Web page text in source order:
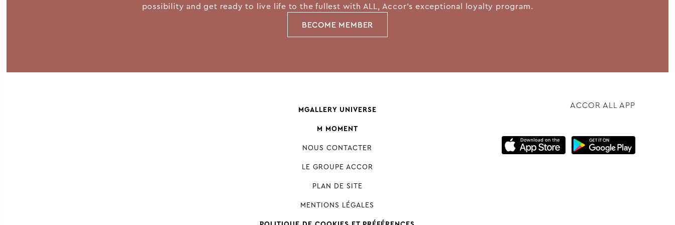
possibility and get ready to live life to the fullest with ALL, Accor's exceptional loyalty program.
BECOME MEMBER
MGALLERY UNIVERSE
M MOMENT
NOUS CONTACTER
LE GROUPE ACCOR
PLAN DE SITE
MENTIONS LÉGALES
ACCOR ALL APP